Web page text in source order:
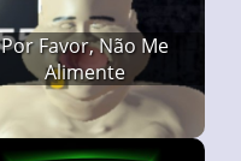
Por Favor, Não Me
Alimente